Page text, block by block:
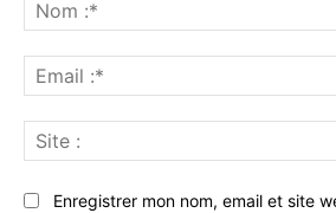
Enregistrer mon nom, email et site